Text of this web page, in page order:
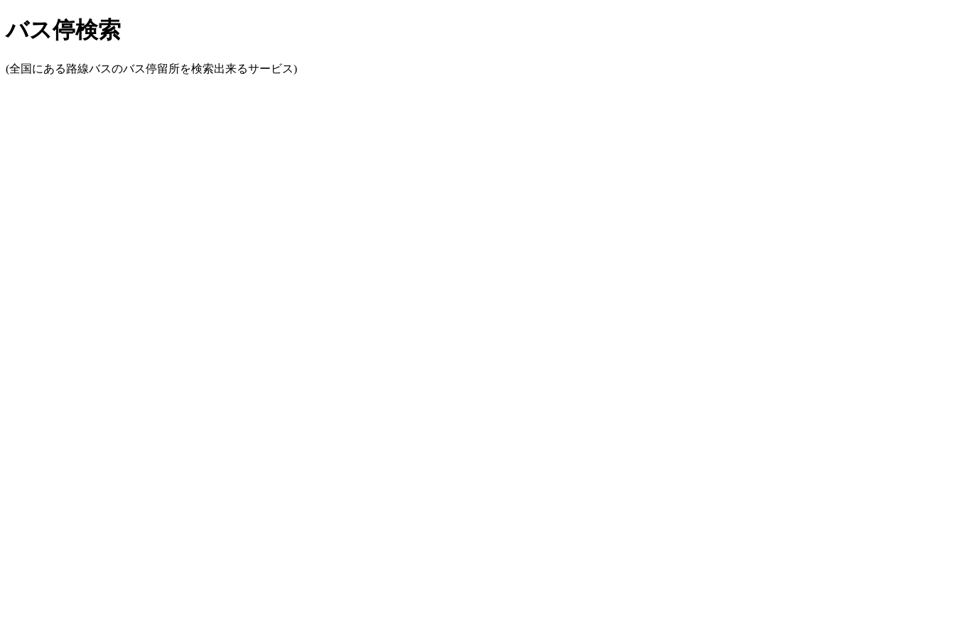
バス停検索
(全国にある路線バスのバス停留所を検索出来るサービス)